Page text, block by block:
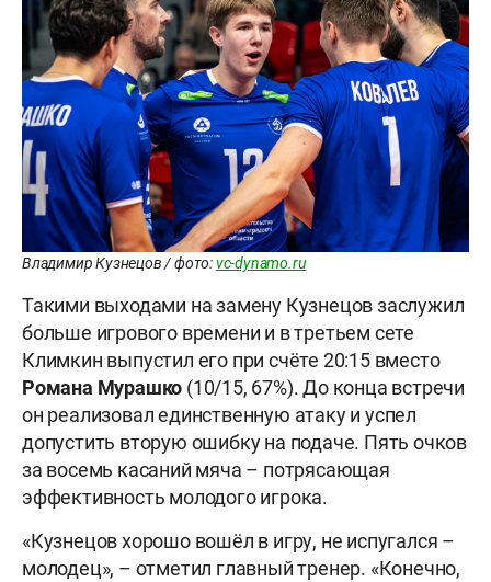
Владимир Кузнецов / фото:vc-dynamo.ru
Такими выходами на замену Кузнецов заслужил
больше игрового времени и в третьем сете
Климкин выпустил его при счёте 20:15 вместо
Романа Мурашко (10/15, 67%). До конца встречи
он реализовал единственную атаку и успел
допустить вторую ошибку на подаче. Пять очков
за восемь касаний мяча – потрясающая
эффективность молодого игрока.
«Кузнецов хорошо вошёл в игру, не испугался –
молодец», – отметил главный тренер. «Конечно,